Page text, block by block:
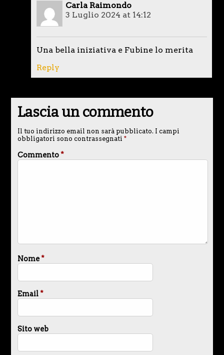
Carla Raimondo
3 Luglio 2024 at 14:12
Una bella iniziativa e Fubine lo merita
Reply
Lascia un commento
Il tuo indirizzo email non sarà pubblicato. I campi
obbligatori sono contrassegnati *
Commento*
Nome*
Email*
Sito web